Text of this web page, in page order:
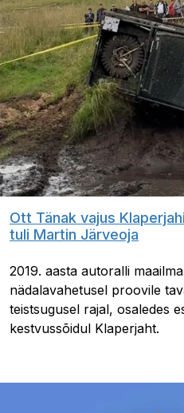
Ott Tänak vajus
tuli Martin Järveoja
2019. aasta autoralli
nädalavahetusel proovile
teistsugusel rajal, osaledes
kestvussõidul Klaperjaht.